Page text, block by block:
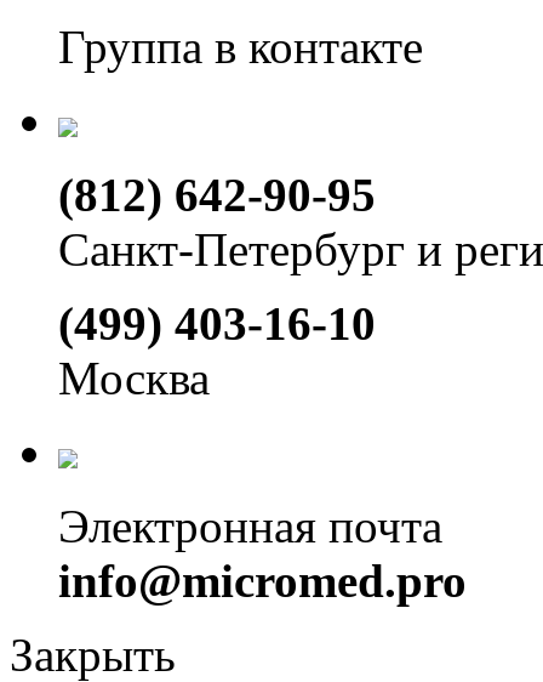
Группа в контакте
(812) 642-90-95
Санкт-Петербург и
(499) 403-16-10
Москва
Электронная почта
info@micromed.pro
Закрыть